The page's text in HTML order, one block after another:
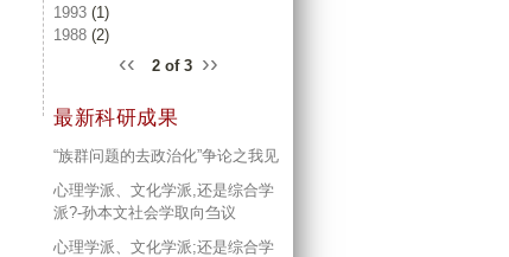
1993 (1)
1988 (2)
‹‹ 2 of 3 ››
最新科研成果
“族群问题的去政治化”争论之我见
心理学派、文化学派,还是综合学
派?-孙本文社会学取向刍议
心理学派、文化学派;还是综合学